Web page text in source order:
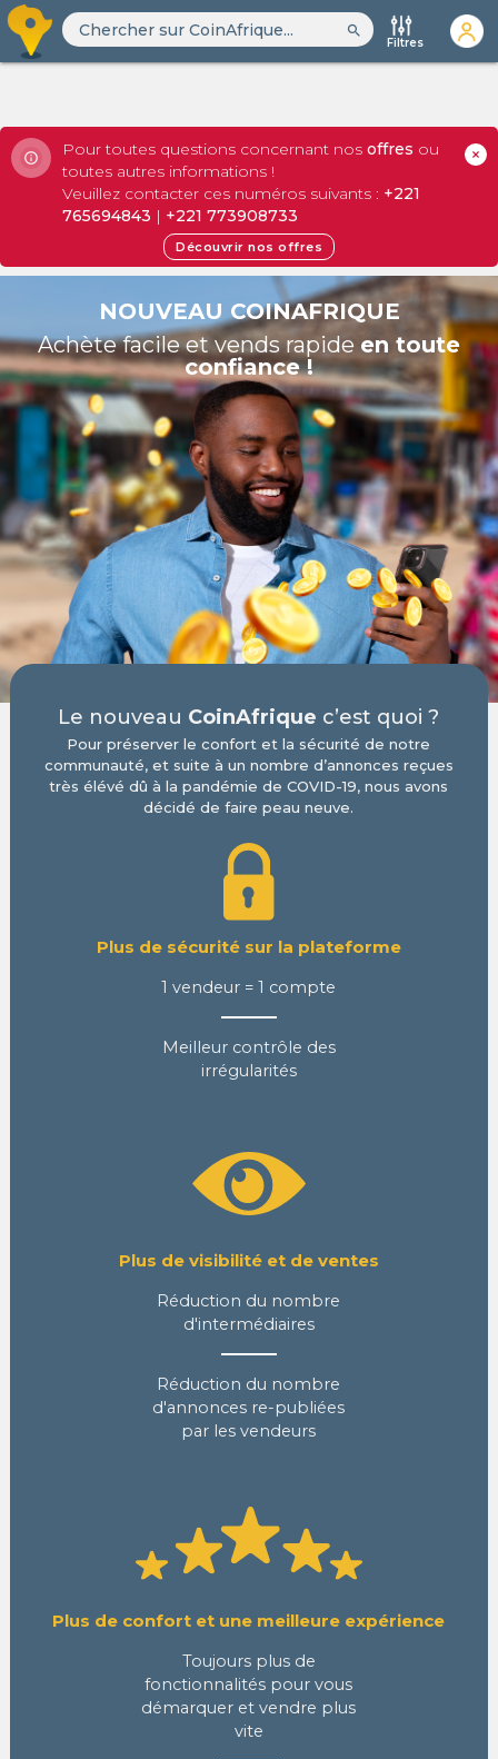
search
Filtres
Pour toutes questions concernant nos offres ou
toutes autres informations !
Veuillez contacter ces numéros suivants : +221
765694843 | +221 773908733
Découvrir nos offres
NOUVEAU COINAFRIQUE
Achète facile et vends rapide en toute
confiance !
Le nouveau CoinAfrique c’est quoi ?
Pour préserver le confort et la sécurité de notre
communauté, et suite à un nombre d’annonces reçues
très élévé dû à la pandémie de COVID-19, nous avons
décidé de faire peau neuve.
Plus de sécurité sur la plateforme
1 vendeur = 1 compte
Meilleur contrôle des
irrégularités
Plus de visibilité et de ventes
Réduction du nombre
d'intermédiaires
Réduction du nombre
d'annonces re-publiées
par les vendeurs
Plus de confort et une meilleure expérience
Toujours plus de
fonctionnalités pour vous
démarquer et vendre plus
vite